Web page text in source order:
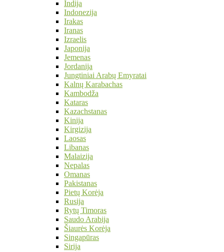
Indija
Indonezija
Irakas
Iranas
Izraelis
Japonija
Jemenas
Jordanija
Jungtiniai Arabų Emyratai
Kalnų Karabachas
Kambodža
Kataras
Kazachstanas
Kinija
Kirgizija
Laosas
Libanas
Malaizija
Nepalas
Omanas
Pakistanas
Pietų Korėja
Rusija
Rytų Timoras
Saudo Arabija
Šiaurės Korėja
Singapūras
Sirija